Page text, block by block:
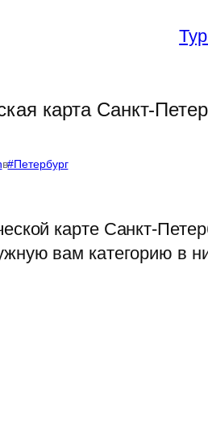
карта Санкт-
в#Петербург
карте Санкт-
вам категорию в